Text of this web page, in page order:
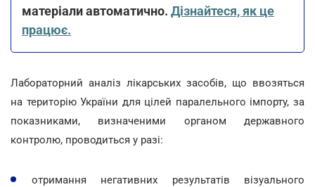
матеріали автоматично. Дізнайтеся, як це
працює.
Лабораторний аналіз лікарських засобів, що ввозяться
на територію України для цілей паралельного імпорту, за
показниками, визначеними органом державного
контролю, проводиться у разі:
отримання негативних результатів візуального